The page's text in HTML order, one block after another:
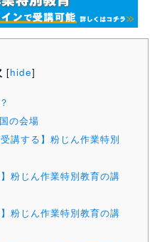
[hide]
の会場
講する】粉じん作業特別
粉じん作業特別教育の講
粉じん作業特別教育の講